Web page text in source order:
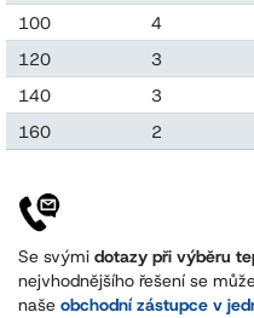
100
4
120
3
140
3
160
2
Se svými dotazy při výběru
nejvhodnějšího řešení se
naše obchodní zástupce v